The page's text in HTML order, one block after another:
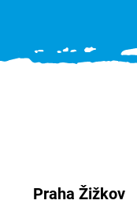
Praha Žižkov